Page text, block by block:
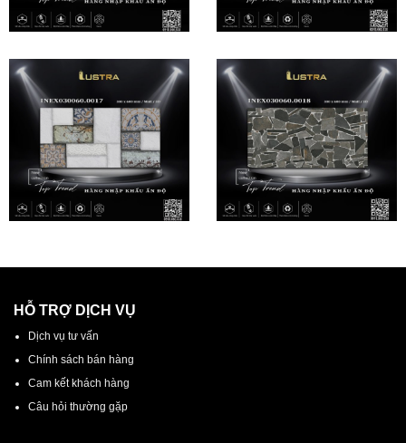
HỖ TRỢ DỊCH VỤ
Dịch vụ tư vấn
Chính sách bán hàng
Cam kết khách hàng
Câu hỏi thường gặp